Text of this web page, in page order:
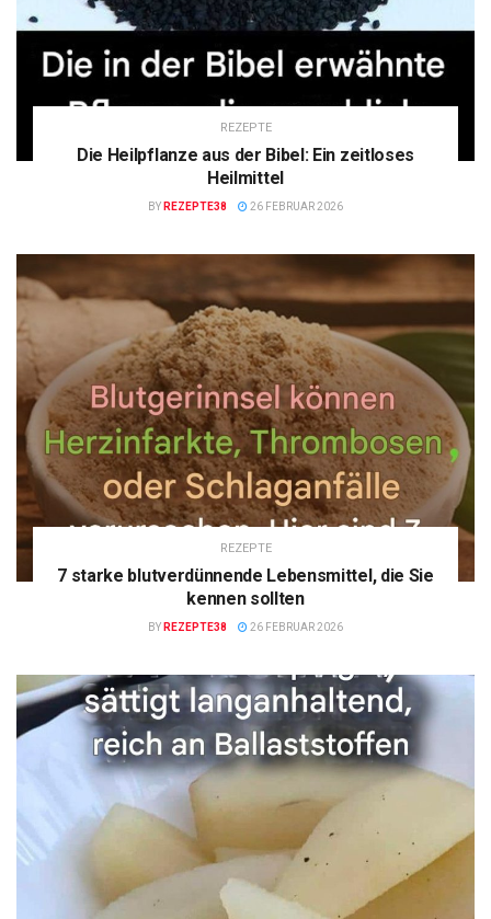
REZEPTE
Die Heilpflanze aus der Bibel: Ein zeitloses
Heilmittel
BY REZEPTE38 26 FEBRUAR 2026
REZEPTE
7 starke blutverdünnende Lebensmittel, die Sie
kennen sollten
BY REZEPTE38 26 FEBRUAR 2026